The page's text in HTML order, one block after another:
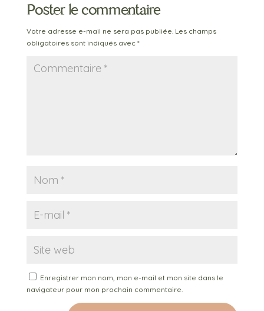
Poster le commentaire
Votre adresse e-mail ne sera pas publiée. Les champs
obligatoires sont indiqués avec *
Enregistrer mon nom, mon e-mail et mon site dans le
navigateur pour mon prochain commentaire.